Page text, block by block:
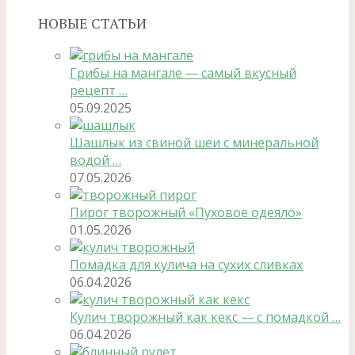
НОВЫЕ СТАТЬИ
Грибы на мангале — самый вкусный
рецепт …
05.09.2025
Шашлык из свиной шеи с минеральной
водой …
07.05.2026
Пирог творожный «Пуховое одеяло»
01.05.2026
Помадка для кулича на сухих сливках
06.04.2026
Кулич творожный как кекс — с помадкой …
06.04.2026